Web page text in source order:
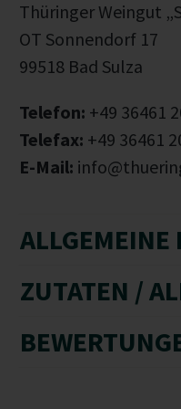
Thüringer Weingut
OT Sonnendorf 17
99518 Bad Sulza
Telefon: +49 36461
Telefax: +49 36461
E-Mail:
ZUTATEN /